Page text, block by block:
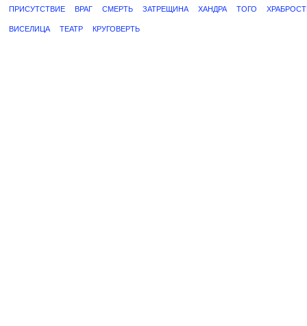
ПРИСУТСТВИЕ ВРАГ СМЕРТЬ ЗАТРЕЩИНА ХАНДРА ТОГО
ВИСЕЛИЦА ТЕАТР КРУГОВЕРТЬ